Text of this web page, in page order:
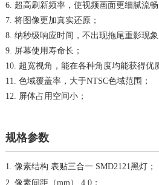
6. 超高刷新频率，使视频画面更细腻流畅
7. 将图像更加真实还原；
8. 纳秒级响应时间，不出现拖尾重影现象
9. 屏幕使用寿命长；
10. 超宽视角，能在各种角度均能获得优
11. 色域覆盖率，大于NTSC色域范围；
12. 屏体占用空间小；
规格参数
1. 像素结构 表贴三合一 SMD2121黑灯；
2. 像素间距（mm） 4.0；